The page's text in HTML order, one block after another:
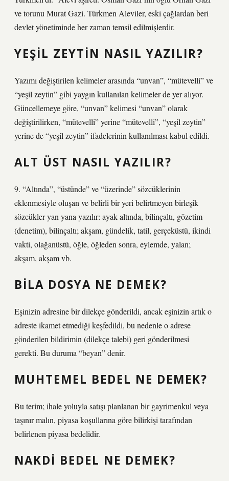
ve torunu Murat Gazi. Türkmen Aleviler, eski çağlardan beri
devlet yönetiminde her zaman temsil edilmişlerdir.
YEŞIL ZEYTIN NASIL YAZILIR?
Yazımı değiştirilen kelimeler arasında “unvan”, “mütevelli” ve
“yeşil zeytin” gibi yaygın kullanılan kelimeler de yer alıyor.
Güncellemeye göre, “unvan” kelimesi “unvan” olarak
değiştirilirken, “mütevelli” yerine “mütevelli”, “yeşil zeytin”
yerine de “yeşil zeytin” ifadelerinin kullanılması kabul edildi.
ALT ÜST NASIL YAZILIR?
9. “Altında”, “üstünde” ve “üzerinde” sözcüklerinin
eklenmesiyle oluşan ve belirli bir yeri belirtmeyen birleşik
sözcükler yan yana yazılır: ayak altında, bilinçaltı, gözetim
(denetim), bilinçaltı; akşam, gündelik, tatil, gerçeküstü, ikindi
vakti, olağanüstü, öğle, öğleden sonra, eylemde, yalan;
akşam, akşam vb.
BILA DOSYA NE DEMEK?
Eşinizin adresine bir dilekçe gönderildi, ancak eşinizin artık o
adreste ikamet etmediği keşfedildi, bu nedenle o adrese
gönderilen bildirimin (dilekçe talebi) geri gönderilmesi
gerekti. Bu duruma “beyan” denir.
MUHTEMEL BEDEL NE DEMEK?
Bu terim; ihale yoluyla satışı planlanan bir gayrimenkul veya
taşınır malın, piyasa koşullarına göre bilirkişi tarafından
belirlenen piyasa bedelidir.
NAKDI BEDEL NE DEMEK?